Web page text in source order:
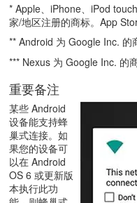
* Apple、iPhone、iPod
家/地区注册的商标。App
** Android 为 Google Inc. 的
*** Nexus 为 Google Inc. 的商
重要备注
某些 Android
设备能支持蜂
巢式连接。如
果您的设备可
以在 Android
OS 6 或更新版
本执行此功